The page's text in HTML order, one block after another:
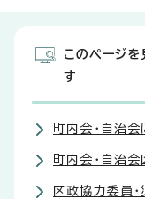
このページ
す
町内会・自治会
町内会・自治会
区政協力委員・